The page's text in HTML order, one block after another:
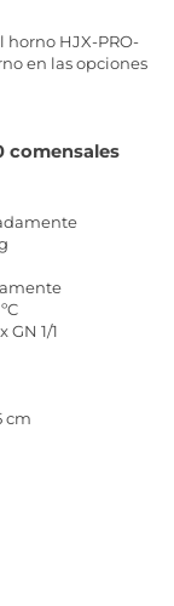
horno HJX-PRO-
en las opciones
comensales
GN 1/1
cm